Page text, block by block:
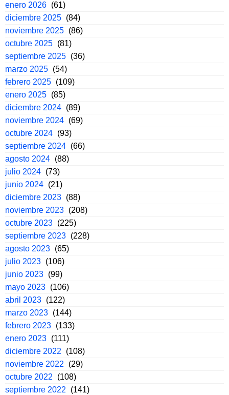
enero 2026 (61)
diciembre 2025 (84)
noviembre 2025 (86)
octubre 2025 (81)
septiembre 2025 (36)
marzo 2025 (54)
febrero 2025 (109)
enero 2025 (85)
diciembre 2024 (89)
noviembre 2024 (69)
octubre 2024 (93)
septiembre 2024 (66)
agosto 2024 (88)
julio 2024 (73)
junio 2024 (21)
diciembre 2023 (88)
noviembre 2023 (208)
octubre 2023 (225)
septiembre 2023 (228)
agosto 2023 (65)
julio 2023 (106)
junio 2023 (99)
mayo 2023 (106)
abril 2023 (122)
marzo 2023 (144)
febrero 2023 (133)
enero 2023 (111)
diciembre 2022
(108)
noviembre 2022
(29)
octubre 2022
(108)
septiembre 2022
(141)